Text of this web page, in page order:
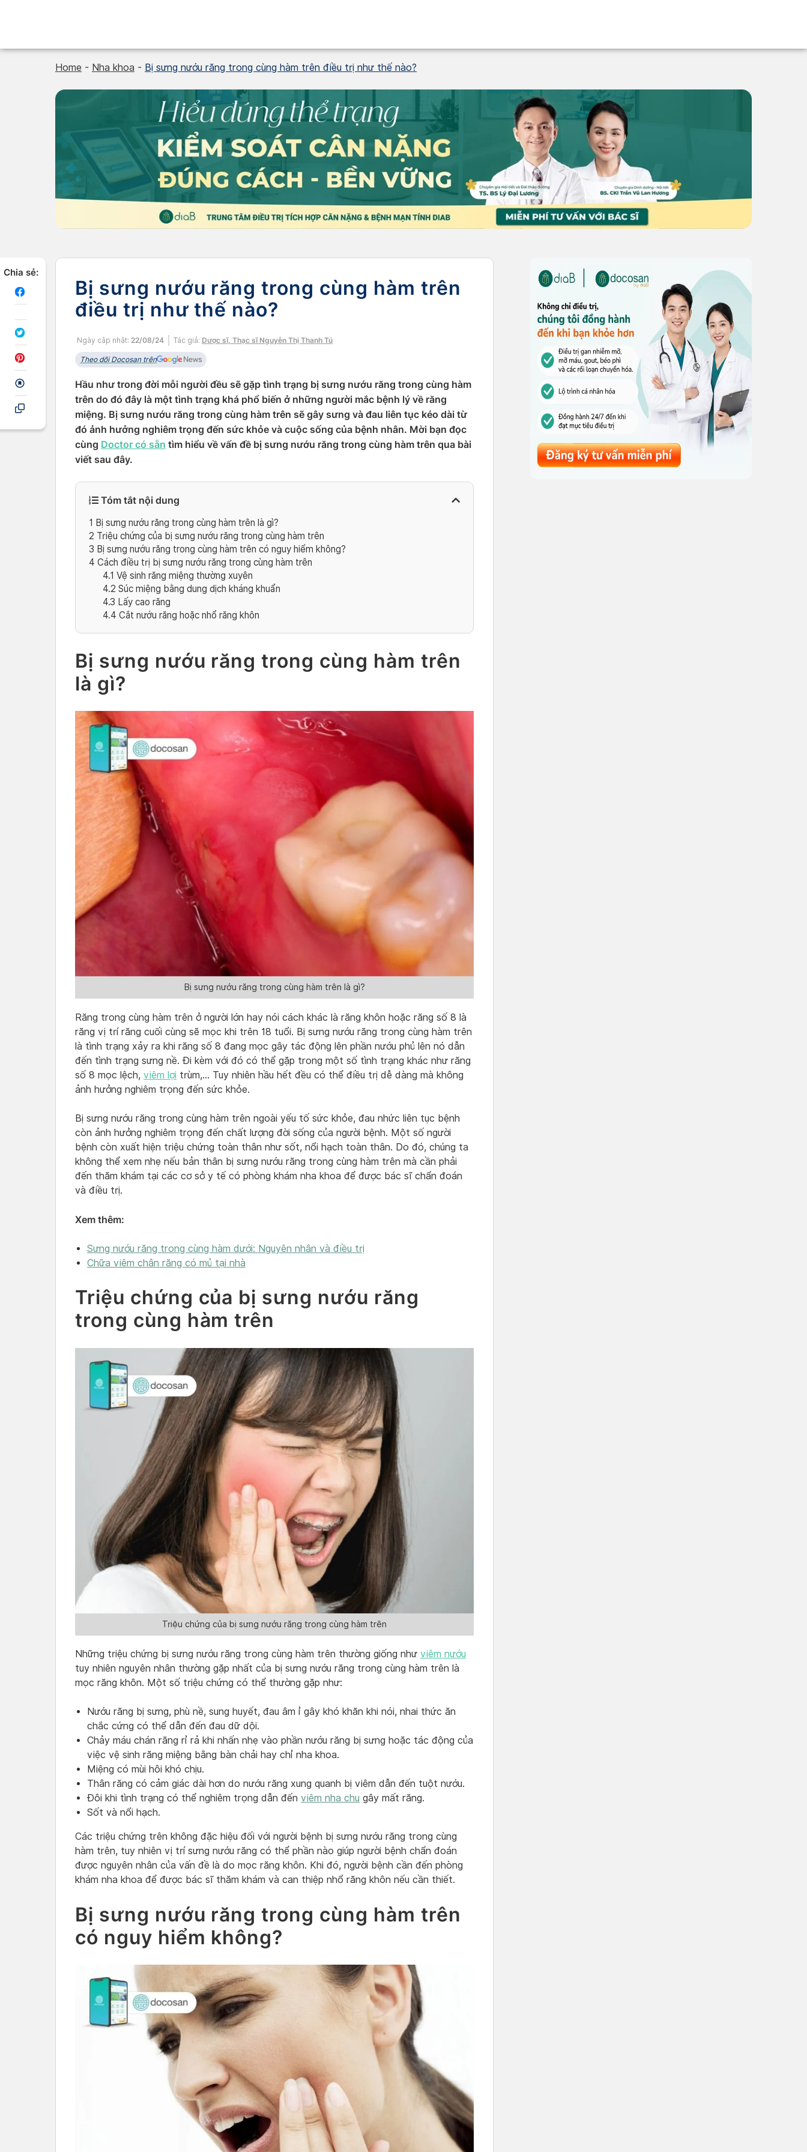
Home - Nha khoa - Bị sưng nướu răng trong cùng hàm trên điều trị như thế nào?
Chia sẻ:
Bị sưng nướu răng trong cùng hàm trên
điều trị như thế nào?
Ngày cập nhật: 22/08/24 Tác giả: Dược sĩ, Thạc sĩ Nguyễn Thị Thanh Tú
Theo dõi Docosan trên
Hầu như trong đời mỗi người đều sẽ gặp tình trạng bị sưng nướu răng trong cùng hàm
trên do đó đây là một tình trạng khá phổ biến ở những người mắc bệnh lý về răng
miệng. Bị sưng nướu răng trong cùng hàm trên sẽ gây sưng và đau liên tục kéo dài từ
đó ảnh hưởng nghiêm trọng đến sức khỏe và cuộc sống của bệnh nhân. Mời bạn đọc
cùng Doctor có sẵn tìm hiểu về vấn đề bị sưng nướu răng trong cùng hàm trên qua bài
viết sau đây.
Tóm tắt nội dung
1 Bị sưng nướu răng trong cùng hàm trên là gì?
2 Triệu chứng của bị sưng nướu răng trong cùng hàm trên
3 Bị sưng nướu răng trong cùng hàm trên có nguy hiểm không?
4 Cách điều trị bị sưng nướu răng trong cùng hàm trên
4.1 Vệ sinh răng miệng thường xuyên
4.2 Súc miệng bằng dung dịch kháng khuẩn
4.3 Lấy cao răng
4.4 Cắt nướu răng hoặc nhổ răng khôn
Bị sưng nướu răng trong cùng hàm trên
là gì?
Bị sưng nướu răng trong cùng hàm trên là gì?
Răng trong cùng hàm trên ở người lớn hay nói cách khác là răng khôn hoặc răng số 8 là
răng vị trí răng cuối cùng sẽ mọc khi trên 18 tuổi. Bị sưng nướu răng trong cùng hàm trên
là tình trạng xảy ra khi răng số 8 đang mọc gây tác động lên phần nướu phủ lên nó dẫn
đến tình trạng sưng nề. Đi kèm với đó có thể gặp trong một số tình trạng khác như răng
số 8 mọc lệch, viêm lợi trùm,… Tuy nhiên hầu hết đều có thể điều trị dễ dàng mà không
ảnh hưởng nghiêm trọng đến sức khỏe.
Bị sưng nướu răng trong cùng hàm trên ngoài yếu tố sức khỏe, đau nhức liên tục bệnh
còn ảnh hưởng nghiêm trọng đến chất lượng đời sống của người bệnh. Một số người
bệnh còn xuất hiện triệu chứng toàn thân như sốt, nổi hạch toàn thân. Do đó, chúng ta
không thể xem nhẹ nếu bản thân bị sưng nướu răng trong cùng hàm trên mà cần phải
đến thăm khám tại các cơ sở y tế có phòng khám nha khoa để được bác sĩ chẩn đoán
và điều trị.
Xem thêm:
Sưng nướu răng trong cùng hàm dưới: Nguyên nhân và điều trị
Chữa viêm chân răng có mủ tại nhà
Triệu chứng của bị sưng nướu răng
trong cùng hàm trên
Triệu chứng của bị sưng nướu răng trong cùng hàm trên
Những triệu chứng bị sưng nướu răng trong cùng hàm trên thường giống như viêm nướu
tuy nhiên nguyên nhân thường gặp nhất của bị sưng nướu răng trong cùng hàm trên là
mọc răng khôn. Một số triệu chứng có thể thường gặp như:
Nướu răng bị sưng, phù nề, sung huyết, đau âm ỉ gây khó khăn khi nói, nhai thức ăn
chắc cứng có thể dẫn đến đau dữ dội.
Chảy máu chán răng rỉ rả khi nhấn nhẹ vào phần nướu răng bị sưng hoặc tác động của
việc vệ sinh răng miệng bằng bàn chải hay chỉ nha khoa.
Miệng có mùi hôi khó chịu.
Thân răng có cảm giác dài hơn do nướu răng xung quanh bị viêm dẫn đến tuột nướu.
Đôi khi tình trạng có thể nghiêm trọng dẫn đến viêm nha chu gây mất răng.
Sốt và nổi hạch.
Các triệu chứng trên không đặc hiệu đối với người bệnh bị sưng nướu răng trong cùng
hàm trên, tuy nhiên vị trí sưng nướu răng có thể phần nào giúp người bệnh chẩn đoán
được nguyên nhân của vấn đề là do mọc răng khôn. Khi đó, người bệnh cần đến phòng
khám nha khoa để được bác sĩ thăm khám và can thiệp nhổ răng khôn nếu cần thiết.
Bị sưng nướu răng trong cùng hàm trên
có nguy hiểm không?